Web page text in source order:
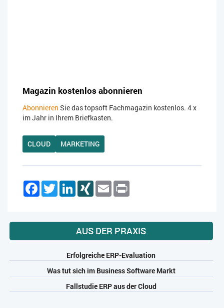
Magazin kostenlos abonnieren
Abonnieren Sie das topsoft Fachmagazin kostenlos. 4 x
im Jahr in Ihrem Briefkasten.
CLOUD MARKETING
FacebookTwitterLinkedInXING Email
AUS DER PRAXIS
Erfolgreiche ERP-Evaluation
Was tut sich im Business Software Markt
Fallstudie ERP aus der Cloud